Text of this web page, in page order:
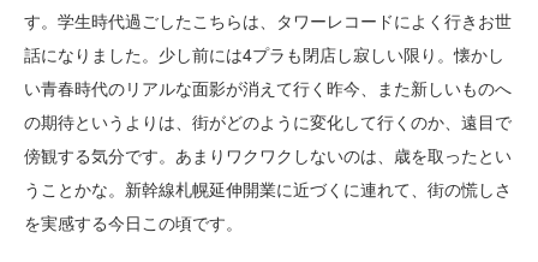
す。学生時代過ごしたこちらは、タワーレコードによく行きお世
話になりました。少し前には4プラも閉店し寂しい限り。懐かし
い青春時代のリアルな面影が消えて行く昨今、また新しいものへ
の期待というよりは、街がどのように変化して行くのか、遠目で
傍観する気分です。あまりワクワクしないのは、歳を取ったとい
うことかな。新幹線札幌延伸開業に近づくに連れて、街の慌しさ
を実感する今日この頃です。